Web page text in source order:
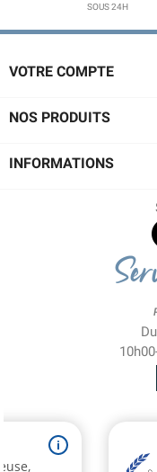
SOUS 24H
VOTRE COMPTE
NOS PRODUITS
INFORMATIONS